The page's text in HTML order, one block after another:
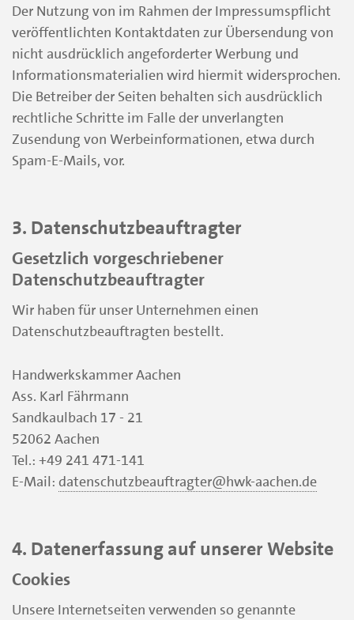
Der Nutzung von im Rahmen der Impressumspflicht
veröffentlichten Kontaktdaten zur Übersendung von
nicht ausdrücklich angeforderter Werbung und
Informationsmaterialien wird hiermit widersprochen.
Die Betreiber der Seiten behalten sich ausdrücklich
rechtliche Schritte im Falle der unverlangten
Zusendung von Werbeinformationen, etwa durch
Spam-E-Mails, vor.
3. Datenschutzbeauftragter
Gesetzlich vorgeschriebener
Datenschutzbeauftragter
Wir haben für unser Unternehmen einen
Datenschutzbeauftragten bestellt.
Handwerkskammer Aachen
Ass. Karl Fährmann
Sandkaulbach 17 - 21
52062 Aachen
Tel.: +49 241 471-141
E-Mail: datenschutzbeauftragter@hwk-aachen.de
4. Datenerfassung auf unserer Website
Cookies
Unsere Internetseiten verwenden so genannte